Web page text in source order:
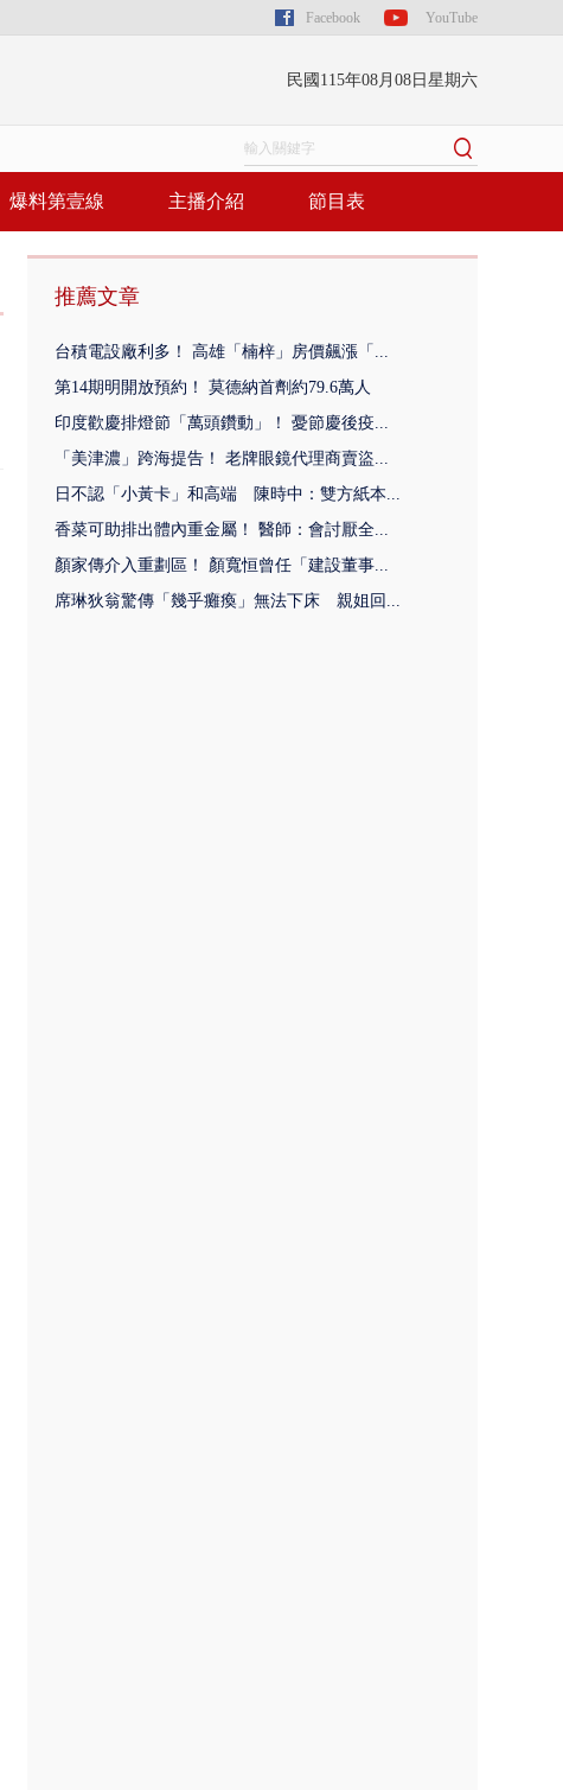
Facebook YouTube
民國115年08月08日星期六
爆料第壹線 主播介紹 節目表
推薦文章
台積電設廠利多！ 高雄「楠梓」房價飆漲「...
第14期明開放預約！ 莫德納首劑約79.6萬人
印度歡慶排燈節「萬頭鑽動」！ 憂節慶後疫...
「美津濃」跨海提告！ 老牌眼鏡代理商賣盜...
日不認「小黃卡」和高端 陳時中：雙方紙本...
香菜可助排出體內重金屬！ 醫師：會討厭全...
顏家傳介入重劃區！ 顏寬恒曾任「建設董事...
席琳狄翁驚傳「幾乎癱瘓」無法下床 親姐回...